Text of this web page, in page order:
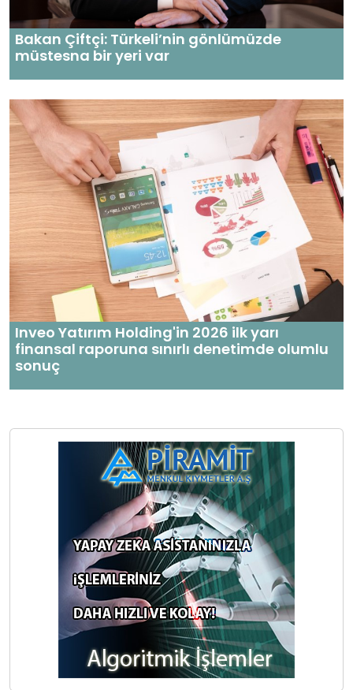
Bakan Çiftçi: Türkeli’nin gönlümüzde
müstesna bir yeri var
Inveo Yatırım Holding'in 2026 ilk yarı
finansal raporuna sınırlı denetimde olumlu
sonuç